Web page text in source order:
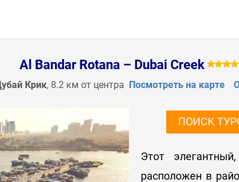
Al Bandar Rotana – Dubai Creek
Крик, 8.2 км от центра Посмотреть на карте
ПОИСК
Этот
расположен в